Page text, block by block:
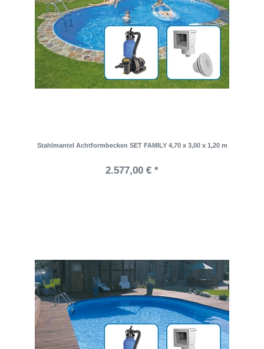
Stahlmantel Achtformbecken SET FAMILY 4,70 x 3,00 x 1,20 m
2.577,00 € *